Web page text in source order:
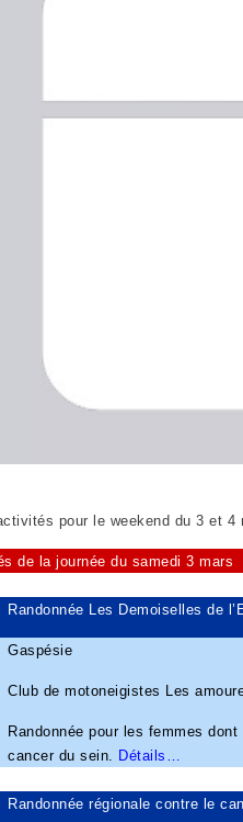
pour le weekend du 3 et 4
de la journée du samedi 3 mars
Randonnée Les Demoiselles de
:Gaspésie
:Club de motoneigistes Les
Randonnée pour les femmes
cancer du sein. Détails…
Randonnée régionale contre le